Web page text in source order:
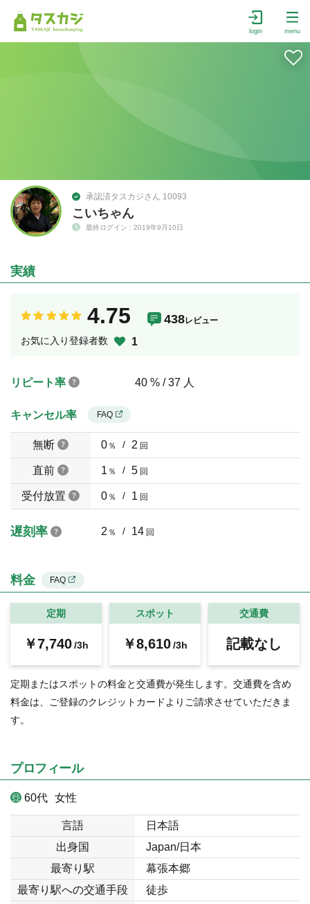
login menu
承認済タスカジさん 10093
こいちゃん
最終ログイン : 2019年9月10日
実績
4.75 438レビュー
お気に入り登録者数 1
リピート率 40 % / 37 人
キャンセル率 FAQ
無断 0％ / 2 回
直前 1％ / 5 回
受付放置 0％ / 1 回
遅刻率 2％ / 14 回
料金 FAQ
定期
￥7,740/3h
スポット
￥8,610/3h
交通費
記載なし
定期またはスポットの料金と交通費が発生します。交通費を含め
料金は、ご登録のクレジットカードよりご請求させていただきま
す。
プロフィール
60代 女性
言語
日本語
出身国
Japan/日本
最寄り駅
幕張本郷
最寄り駅への交通手段
徒歩